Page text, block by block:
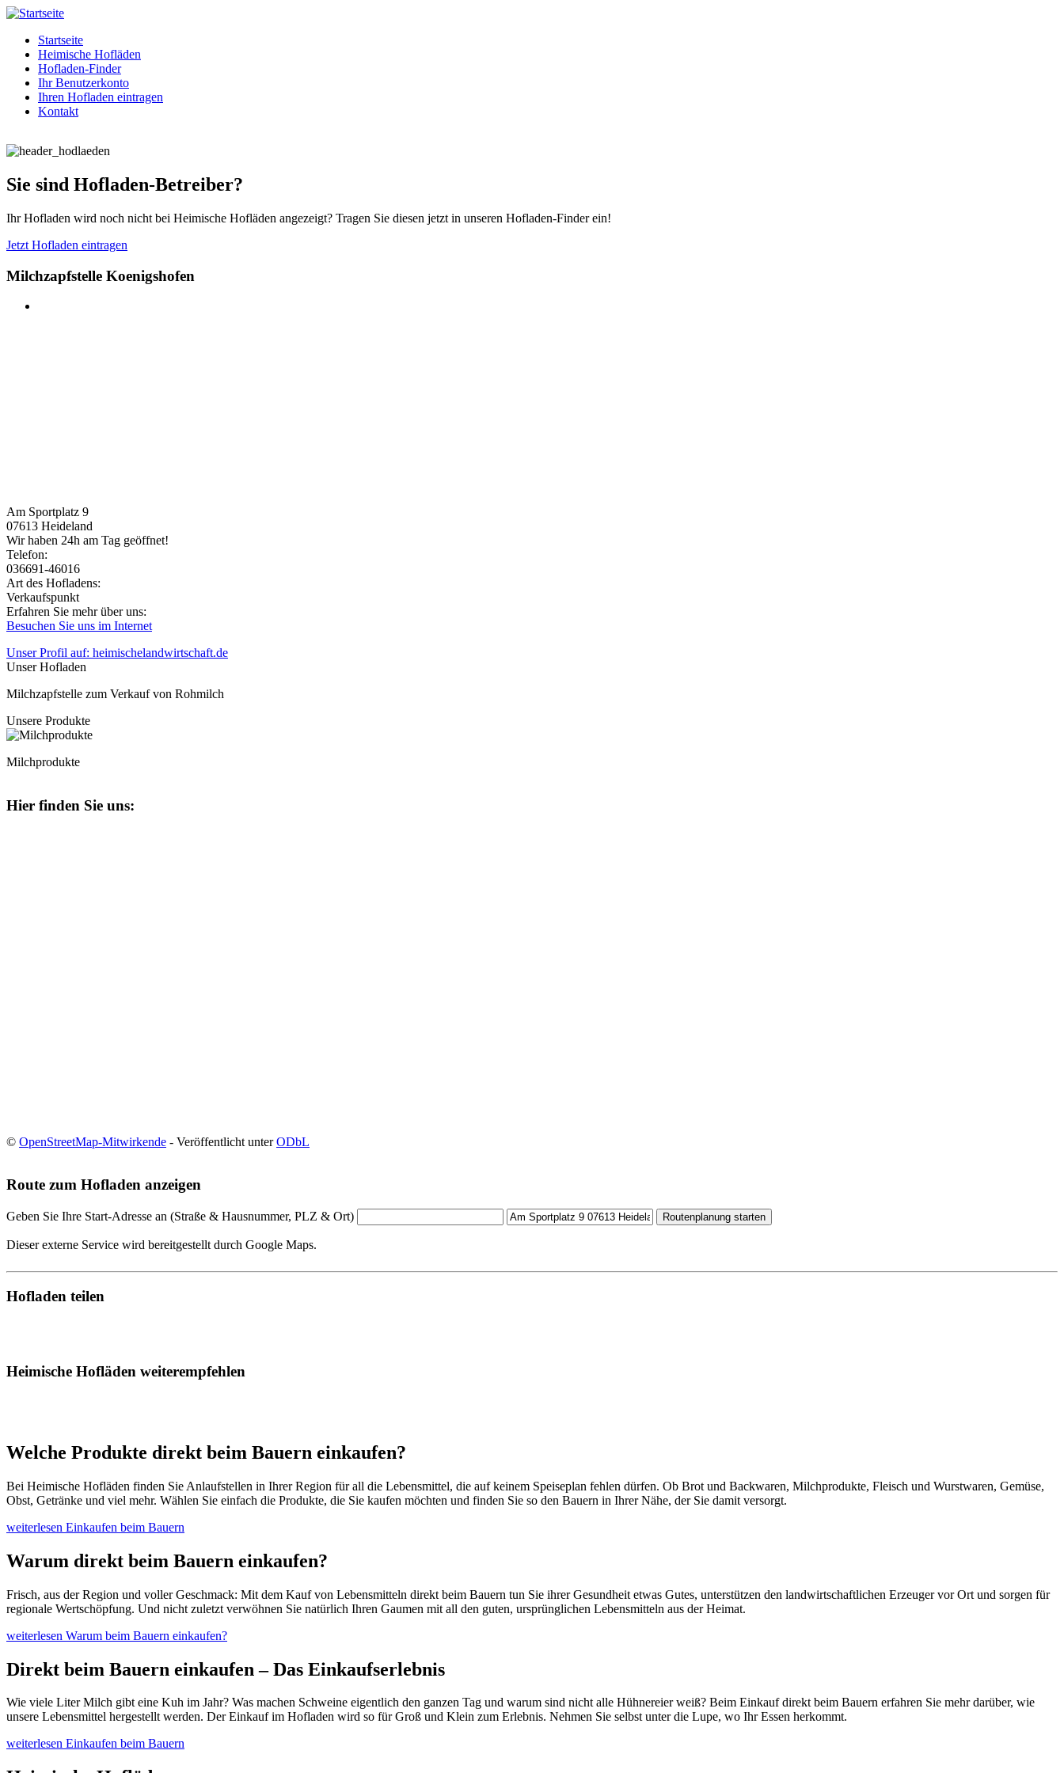
Startseite
Heimische Hofläden
Hofladen-Finder
Ihr Benutzerkonto
Ihren Hofladen eintragen
Kontakt
Sie sind Hofladen-Betreiber?
Ihr Hofladen wird noch nicht bei Heimische Hofläden angezeigt? Tragen Sie diesen jetzt in unseren Hofladen-Finder ein!
Jetzt Hofladen eintragen
Milchzapfstelle Koenigshofen
Am Sportplatz 9
07613 Heideland
Wir haben 24h am Tag geöffnet!
Telefon:
036691-46016
Art des Hofladens:
Verkaufspunkt
Erfahren Sie mehr über uns:
Besuchen Sie uns im Internet
Unser Profil auf: heimischelandwirtschaft.de
Unser Hofladen
Milchzapfstelle zum Verkauf von Rohmilch
Unsere Produkte
Milchprodukte
Hier finden Sie uns:
© OpenStreetMap-Mitwirkende - Veröffentlicht unterODbL
Route zum Hofladen anzeigen
Geben Sie Ihre Start-Adresse an (Straße & Hausnummer, PLZ & Ort) Routenplanung starten
Dieser externe Service wird bereitgestellt durch Google Maps.
Hofladen teilen
Heimische Hofläden weiterempfehlen
Welche Produkte direkt beim Bauern einkaufen?
Bei Heimische Hofläden finden Sie Anlaufstellen in Ihrer Region für all die Lebensmittel, die auf keinem Speiseplan fehlen dürfen. Ob Brot und Backwaren, Milchprodukte, Fleisch und Wurstwaren, Gemüse,
Obst, Getränke und viel mehr. Wählen Sie einfach die Produkte, die Sie kaufen möchten und finden Sie so den Bauern in Ihrer Nähe, der Sie damit versorgt.
weiterlesen Einkaufen beim Bauern
Warum direkt beim Bauern einkaufen?
Frisch, aus der Region und voller Geschmack: Mit dem Kauf von Lebensmitteln direkt beim Bauern tun Sie ihrer Gesundheit etwas Gutes, unterstützen den landwirtschaftlichen Erzeuger vor Ort und sorgen für
regionale Wertschöpfung. Und nicht zuletzt verwöhnen Sie natürlich Ihren Gaumen mit all den guten, ursprünglichen Lebensmitteln aus der Heimat.
weiterlesen Warum beim Bauern einkaufen?
Direkt beim Bauern einkaufen – Das Einkaufserlebnis
Wie viele Liter Milch gibt eine Kuh im Jahr? Was machen Schweine eigentlich den ganzen Tag und warum sind nicht alle Hühnereier weiß? Beim Einkauf direkt beim Bauern erfahren Sie mehr darüber, wie
unsere Lebensmittel hergestellt werden. Der Einkauf im Hofladen wird so für Groß und Klein zum Erlebnis. Nehmen Sie selbst unter die Lupe, wo Ihr Essen herkommt.
weiterlesen Einkaufen beim Bauern